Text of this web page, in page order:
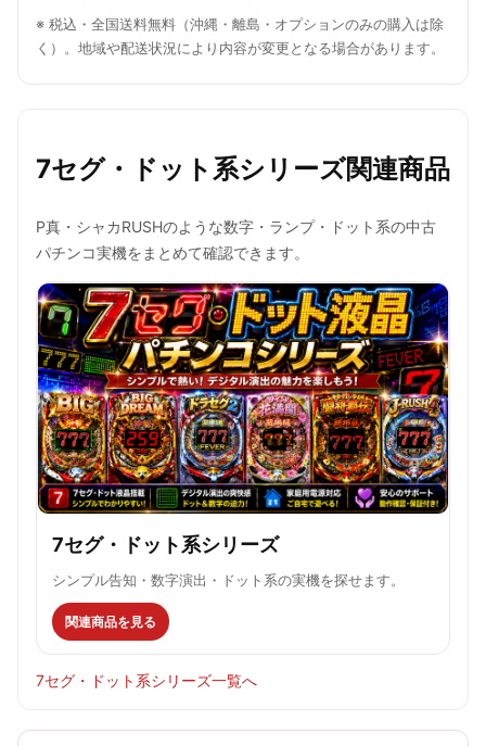
※ 税込・全国送料無料（沖縄・離島・オプションのみの購入は除
く）。地域や配送状況により内容が変更となる場合があります。
7セグ・ドット系シリーズ関連商品
P真・シャカRUSHのような数字・ランプ・ドット系の中古
パチンコ実機をまとめて確認できます。
7セグ・ドット系シリーズ
シンプル告知・数字演出・ドット系の実機を探せます。
関連商品を見る
7セグ・ドット系シリーズ一覧へ